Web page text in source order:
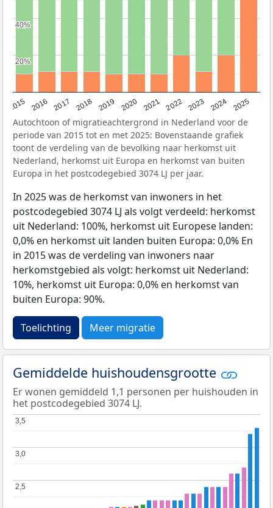
2015 2016 2017 2018 2019 2020 2021 2022 2023 2024 2025
20%
20%
40%
40%
Autochtoon of migratieachtergrond in Nederland voor de
periode van 2015 tot en met 2025: Bovenstaande grafiek
toont de verdeling van de bevolking naar herkomst uit
Nederland, herkomst uit Europa en herkomst van buiten
Europa in het postcodegebied 3074 LJ per jaar.
In 2025 was de herkomst van inwoners in het
postcodegebied 3074 LJ als volgt verdeeld: herkomst
uit Nederland: 100%, herkomst uit Europese landen:
0,0% en herkomst uit landen buiten Europa: 0,0% En
in 2015 was de verdeling van inwoners naar
herkomstgebied als volgt: herkomst uit Nederland:
10%, herkomst uit Europa: 0,0% en herkomst van
buiten Europa: 90%.
Toelichting Meer migratie
Gemiddelde huishoudensgrootte
Er wonen gemiddeld 1,1 personen per huishouden in
het postcodegebied 3074 LJ.
2,5
2,5
3,0
3,0
3,5
3,5